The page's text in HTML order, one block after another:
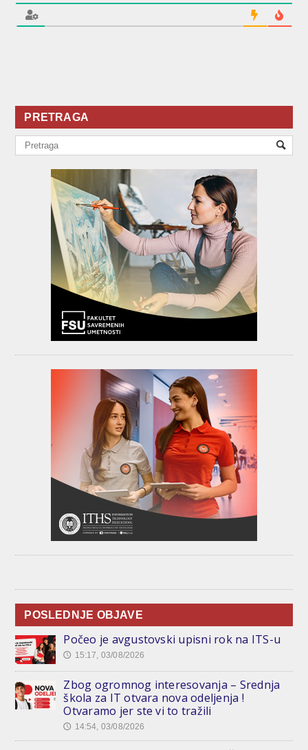
PRETRAGA
POSLEDNJE OBJAVE
Počeo je avgustovski upisni rok na ITS-u
🕔 15:17, 03/08/2026
Zbog ogromnog interesovanja – Srednja
škola za IT otvara nova odeljenja !
Otvaramo jer ste vi to tražili
🕔 14:54, 03/08/2026